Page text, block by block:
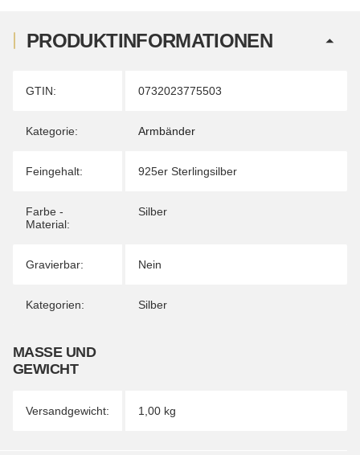
PRODUKTINFORMATIONEN
Produkteigenschaft
Wert
GTIN: 0732023775503
Kategorie: Armbänder
Feingehalt: 925er Sterlingsilber
Farbe -
Material:
Silber
Gravierbar: Nein
Kategorien: Silber
MASSE UND G
EWICHT
Versandgewicht: 1,00 kg